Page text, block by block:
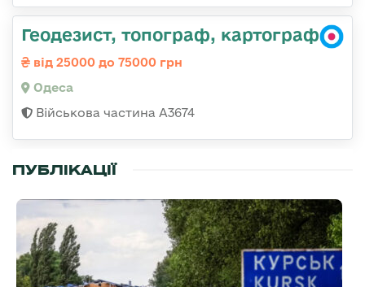
Геодезист, топограф, картограф
від 25000 до 75000 грн
Одеса
Військова частина А3674
ПУБЛІКАЦІЇ